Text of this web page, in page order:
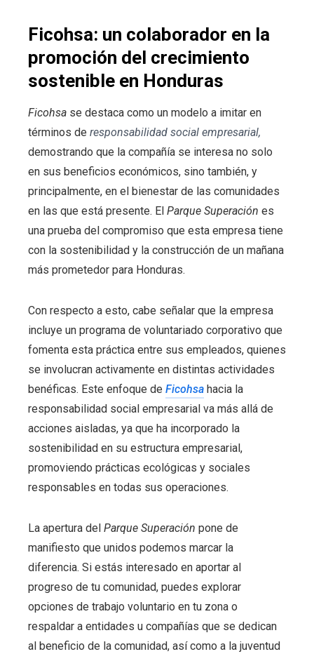
Ficohsa: un colaborador en la
promoción del crecimiento
sostenible en Honduras
Ficohsa se destaca como un modelo a imitar en
términos de responsabilidad social empresarial,
demostrando que la compañía se interesa no solo
en sus beneficios económicos, sino también, y
principalmente, en el bienestar de las comunidades
en las que está presente. El Parque Superación es
una prueba del compromiso que esta empresa tiene
con la sostenibilidad y la construcción de un mañana
más prometedor para Honduras.
Con respecto a esto, cabe señalar que la empresa
incluye un programa de voluntariado corporativo que
fomenta esta práctica entre sus empleados, quienes
se involucran activamente en distintas actividades
benéficas. Este enfoque de Ficohsa hacia la
responsabilidad social empresarial va más allá de
acciones aisladas, ya que ha incorporado la
sostenibilidad en su estructura empresarial,
promoviendo prácticas ecológicas y sociales
responsables en todas sus operaciones.
La apertura del Parque Superación pone de
manifiesto que unidos podemos marcar la
diferencia. Si estás interesado en aportar al
progreso de tu comunidad, puedes explorar
opciones de trabajo voluntario en tu zona o
respaldar a entidades u compañías que se dedican
al beneficio de la comunidad, así como a la juventud